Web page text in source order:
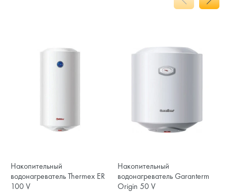
Накопительный
водонагреватель Thermex ER
100 V
Накопительный
водонагреватель Garanterm
Origin 50 V